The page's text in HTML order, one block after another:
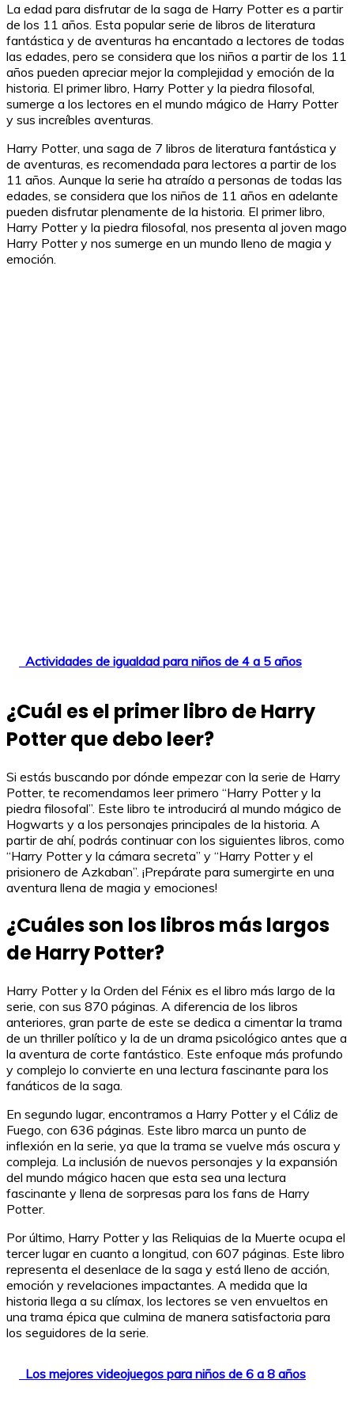
La edad para disfrutar de la saga de Harry Potter es a partir
de los 11 años. Esta popular serie de libros de literatura
fantástica y de aventuras ha encantado a lectores de todas
las edades, pero se considera que los niños a partir de los 11
años pueden apreciar mejor la complejidad y emoción de la
historia. El primer libro, Harry Potter y la piedra filosofal,
sumerge a los lectores en el mundo mágico de Harry Potter
y sus increíbles aventuras.
Harry Potter, una saga de 7 libros de literatura fantástica y
de aventuras, es recomendada para lectores a partir de los
11 años. Aunque la serie ha atraído a personas de todas las
edades, se considera que los niños de 11 años en adelante
pueden disfrutar plenamente de la historia. El primer libro,
Harry Potter y la piedra filosofal, nos presenta al joven mago
Harry Potter y nos sumerge en un mundo lleno de magia y
emoción.
Actividades de igualdad para niños de 4 a 5 años
¿Cuál es el primer libro de Harry
Potter que debo leer?
Si estás buscando por dónde empezar con la serie de Harry
Potter, te recomendamos leer primero “Harry Potter y la
piedra filosofal”. Este libro te introducirá al mundo mágico de
Hogwarts y a los personajes principales de la historia. A
partir de ahí, podrás continuar con los siguientes libros, como
“Harry Potter y la cámara secreta” y “Harry Potter y el
prisionero de Azkaban”. ¡Prepárate para sumergirte en una
aventura llena de magia y emociones!
¿Cuáles son los libros más largos
de Harry Potter?
Harry Potter y la Orden del Fénix es el libro más largo de la
serie, con sus 870 páginas. A diferencia de los libros
anteriores, gran parte de este se dedica a cimentar la trama
de un thriller político y la de un drama psicológico antes que a
la aventura de corte fantástico. Este enfoque más profundo
y complejo lo convierte en una lectura fascinante para los
fanáticos de la saga.
En segundo lugar, encontramos a Harry Potter y el Cáliz de
Fuego, con 636 páginas. Este libro marca un punto de
inflexión en la serie, ya que la trama se vuelve más oscura y
compleja. La inclusión de nuevos personajes y la expansión
del mundo mágico hacen que esta sea una lectura
fascinante y llena de sorpresas para los fans de Harry
Potter.
Por último, Harry Potter y las Reliquias de la Muerte ocupa el
tercer lugar en cuanto a longitud, con 607 páginas. Este libro
representa el desenlace de la saga y está lleno de acción,
emoción y revelaciones impactantes. A medida que la
historia llega a su clímax, los lectores se ven envueltos en
una trama épica que culmina de manera satisfactoria para
los seguidores de la serie.
Los mejores videojuegos para niños de 6 a 8 años